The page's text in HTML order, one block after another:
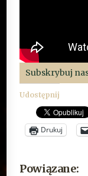
Subskrybuj
Udostępnij
Drukuj
Powiązane: